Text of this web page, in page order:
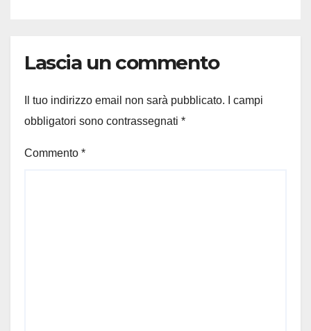
Lascia un commento
Il tuo indirizzo email non sarà pubblicato.
I campi
obbligatori sono contrassegnati *
Commento *